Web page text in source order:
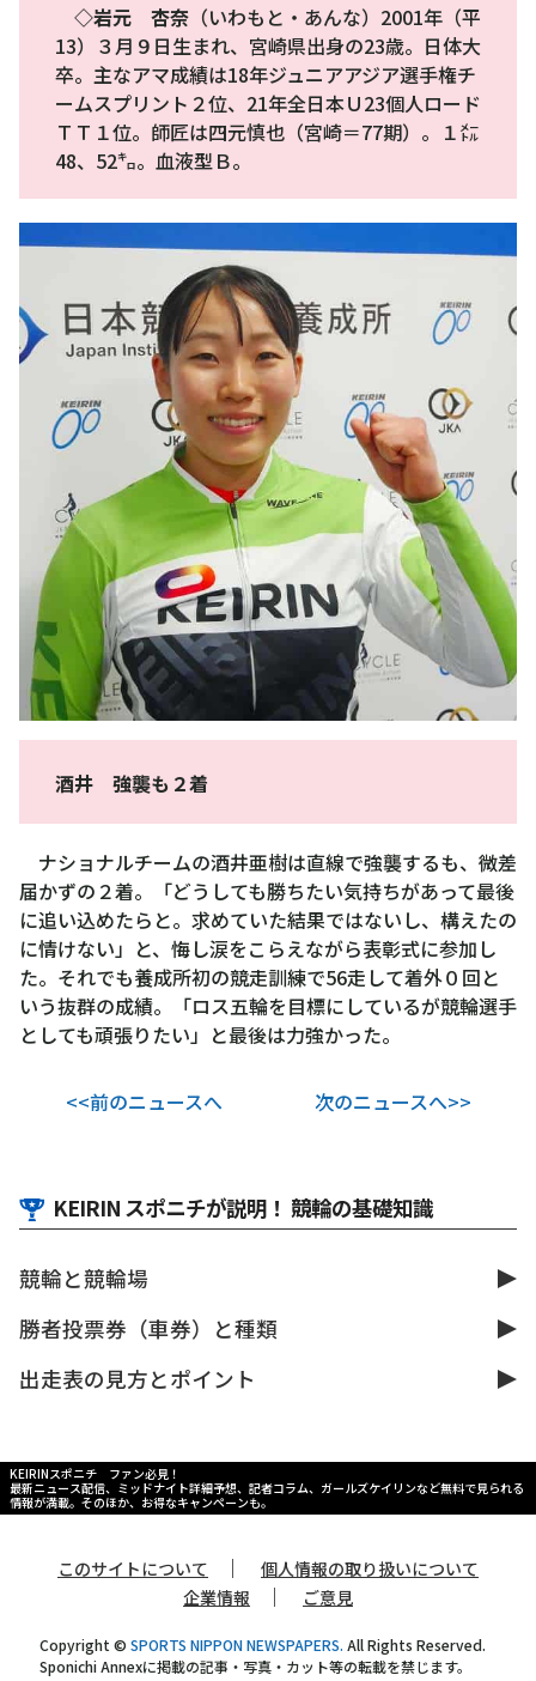
◇岩元 杏奈 （いわもと・あんな）2001年（平
13）３月９日生まれ、宮崎県出身の23歳。日体大
卒。主なアマ成績は18年ジュニアアジア選手権チ
ームスプリント２位、21年全日本Ｕ23個人ロード
ＴＴ１位。師匠は四元慎也（宮崎＝77期）。１㍍
48、52㌔。血液型Ｂ。
酒井 強襲も２着
ナショナルチームの酒井亜樹は直線で強襲するも、微差
届かずの２着。「どうしても勝ちたい気持ちがあって最後
に追い込めたらと。求めていた結果ではないし、構えたの
に情けない」と、悔し涙をこらえながら表彰式に参加し
た。それでも養成所初の競走訓練で56走して着外０回と
いう抜群の成績。「ロス五輪を目標にしているが競輪選手
としても頑張りたい」と最後は力強かった。
<<前のニュースへ 次のニュースへ>>
KEIRIN スポニチが説明！ 競輪の基礎知識
競輪と競輪場
勝者投票券（車券）と種類
出走表の見方とポイント
KEIRINスポニチ ファン必見！
最新ニュース配信、ミッドナイト詳細予想、記者コラム、ガールズケイリンなど無料で見られる
情報が満載。そのほか、お得なキャンペーンも。
このサイトについて ｜
個人情報の取り扱いについて
企業情報
｜ ご意見
Copyright © SPORTS NIPPON NEWSPAPERS. All Rights Reserved.
Sponichi Annexに掲載の記事・写真・カット等の転載を禁じます。